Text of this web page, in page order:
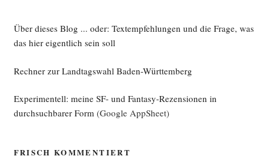
Über dieses Blog ... oder: Textempfehlungen und die Frage, was
das hier eigentlich sein soll
Rechner zur Landtagswahl Baden-Württemberg
Experimentell: meine SF- und Fantasy-Rezensionen in
durchsuchbarer Form(Google AppSheet)
FRISCH KOMMENTIERT